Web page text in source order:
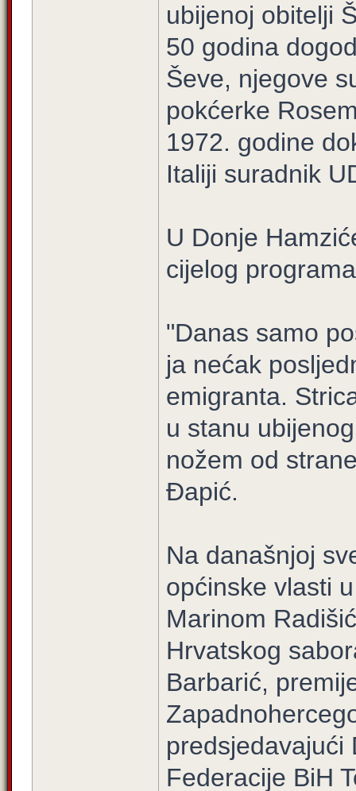
ubijenoj obitelji
50 godina
Ševe, njegove
pokćerke
1972. godine
Italiji suradnik
U Donje
cijelog
"Danas samo
ja nećak
emigranta.
u stanu
nožem od
Đapić.
Na današnjoj
općinske vlasti
Marinom
Hrvatskog
Barbarić,
predsjedavajući
Federacije BiH